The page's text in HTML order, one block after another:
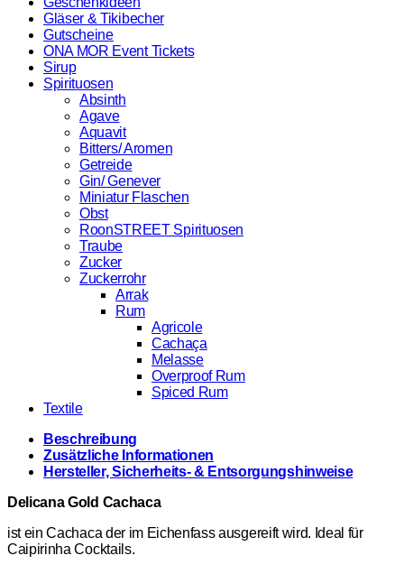
Gläser & Tikibecher
Gutscheine
ONA MOR Event Tickets
Sirup
Spirituosen
Absinth
Agave
Aquavit
Bitters/ Aromen
Getreide
Gin/ Genever
Miniatur Flaschen
Obst
RoonSTREET Spirituosen
Traube
Zucker
Zuckerrohr
Arrak
Rum
Agricole
Cachaça
Melasse
Overproof Rum
Spiced Rum
Textile
Beschreibung
Zusätzliche Informationen
Hersteller, Sicherheits- & Entsorgungshinweise
Delicana Gold Cachaca
ist ein Cachaca der im Eichenfass ausgereift wird. Ideal für
Caipirinha Cocktails.